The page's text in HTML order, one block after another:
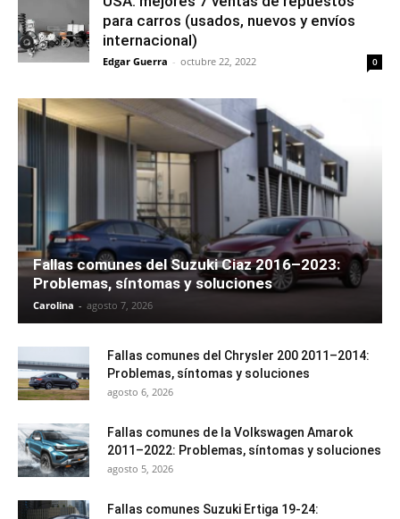
para carros (usados, nuevos y envíos
internacional)
Edgar Guerra - octubre 22, 2022 0
Fallas comunes del Suzuki Ciaz 2016–2023:
Problemas, síntomas y soluciones
Carolina - agosto 7, 2026
Fallas comunes del Chrysler 200 2011–2014:
Problemas, síntomas y soluciones
agosto 6, 2026
Fallas comunes de la Volkswagen Amarok
2011–2022: Problemas, síntomas y soluciones
agosto 5, 2026
Fallas comunes Suzuki Ertiga 19-24: